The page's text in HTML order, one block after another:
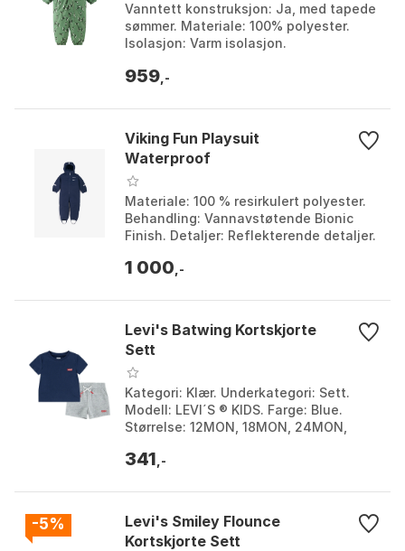
Vanntett konstruksjon: Ja, med tapede
sømmer. Materiale: 100% polyester.
Isolasjon: Varm isolasjon.
økt synlighet. Farge...
959 ,-
Viking Fun Playsuit
Waterproof
Materiale: 100 % resirkulert polyester.
Behandling: Vannavstøtende Bionic
Finish. Detaljer: Reflekterende detaljer.
Fa...
1 000 ,-
Levi's Batwing Kortskjorte
Sett
Kategori: Klær. Underkategori: Sett.
Modell: LEVI´S ® KIDS. Farge: Blue.
Størrelse: 12MON, 18MON, 24MON,
341 ,-
-5%
Levi's Smiley Flounce
Kortskjorte Sett